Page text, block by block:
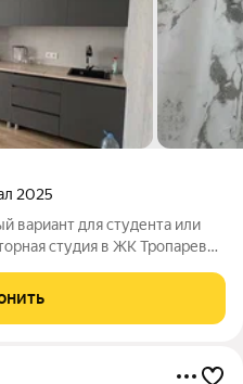
2025
вариант для студента или
студия в ЖК Тропарево
инфраструктура,